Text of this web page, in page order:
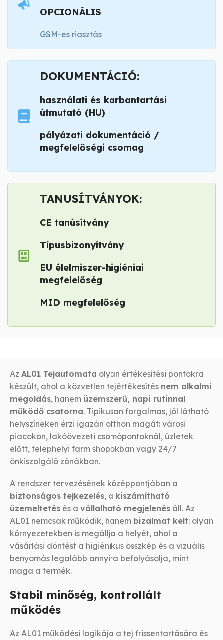
Az AL01 Tejautomata olyan értékesítési pontokra
készült, ahol a közvetlen tejértékesítés nem alkalmi
megoldás, hanem üzemszerű, napi rutinnal
működő csatorna. Tipikusan forgalmas, jól látható
helyszíneken érzi igazán otthon magát: városi
piacokon, lakóövezeti csomópontoknál, üzletek
előtt, telephelyi farm shopokban vagy 24/7
önkiszolgáló zónákban.
A rendszer tervezésének középpontjában a
biztonságos tejkezelés, a kiszámítható
üzemeltetés és a vállalható megjelenés áll. Az
AL01 nemcsak működik, hanem bizalmat kelt: olyan
környezetekben is megállja a helyét, ahol a
vásárlási döntést a higiénikus összkép és a vizuális
benyomás legalább annyira befolyásolja, mint
maga a termék.
Stabil minőség, kontrollált
működés
Az AL01 működési logikája a tej frissentartására és
OPCIONÁLIS
GSM-es riasztás
DOKUMENTÁCIÓ:
használati és karbantartási
útmutató (HU)
pályázati dokumentáció /
megfelelőségi csomag
TANUSÍTVÁNYOK:
CE tanúsítvány
Típusbizonyítvány
EU élelmiszer-higiéniai
megfelelőség
MID megfelelőség